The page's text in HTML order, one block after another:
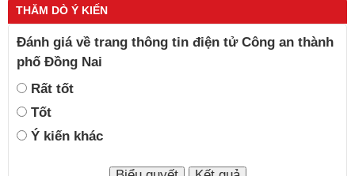
THĂM DÒ Ý KIẾN
Đánh giá về trang thông tin điện tử Công an thành
phố Đồng Nai
Rất tốt
Tốt
Ý kiến khác